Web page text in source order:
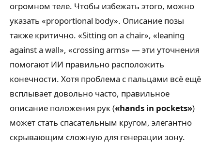
огромном теле. Чтобы избежать этого, можно
указать «proportional body». Описание позы
также критично. «Sitting on a chair», «leaning
against a wall», «crossing arms» — эти уточнения
помогают ИИ правильно расположить
конечности. Хотя проблема с пальцами всё ещё
всплывает довольно часто, правильное
описание положения рук («hands in pockets»)
может стать спасательным кругом, элегантно
скрывающим сложную для генерации зону.